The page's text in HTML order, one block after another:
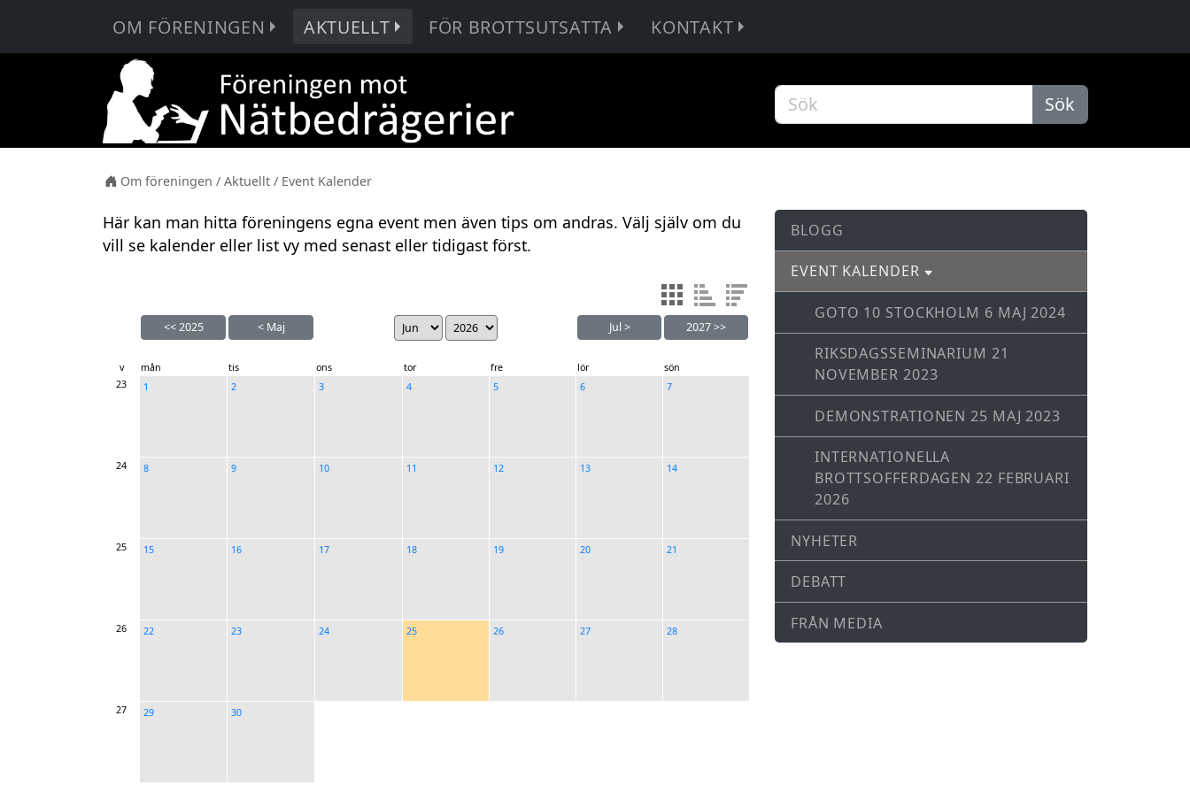
OM FÖRENINGEN AKTUELLT FÖR BROTTSUTSATTA KONTAKT
Sök
Om föreningen /Aktuellt / Event Kalender
Här kan man hitta föreningens egna event men även tips om andras. Välj själv om du
vill se kalender eller list vy med senast eller tidigast först.
<<2025 <Maj Jul> 2027>>
v mån tis ons tor fre lör
sön
23
1 2 3 4 5 6 7
24 8 9 10 11 12 13 14
25 15 16 17 18 19 20 21
26 22 23 24 25 26 27 28
27 29 30
BLOGG
EVENT KALENDER
GOTO 10 STOCKHOLM 6 MAJ 2024
RIKSDAGSSEMINARIUM 21
NOVEMBER 2023
DEMONSTRATIONEN 25 MAJ 2023
INTERNATIONELLA
BROTTSOFFERDAGEN 22 FEBRUARI
2026
NYHETER
DEBATT
FRÅN MEDIA